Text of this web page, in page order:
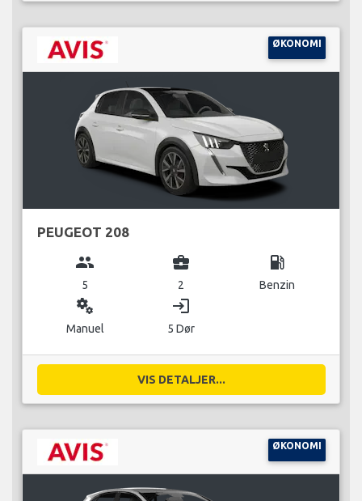
ØKONOMI
PEUGEOT 208
group
5
business_center
2
local_gas_station
Benzin
miscellaneous_services
Manuel
login
5 Dør
VIS DETALJER...
ØKONOMI